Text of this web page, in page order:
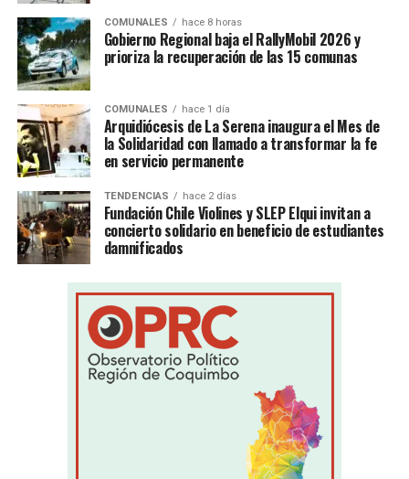
COMUNALES hace 8 horas
Gobierno Regional baja el RallyMobil 2026 y
prioriza la recuperación de las 15 comunas
COMUNALES hace 1 día
Arquidiócesis de La Serena inaugura el Mes de
la Solidaridad con llamado a transformar la fe
en servicio permanente
TENDENCIAS hace 2 días
Fundación Chile Violines y SLEP Elqui invitan a
concierto solidario en beneficio de estudiantes
damnificados